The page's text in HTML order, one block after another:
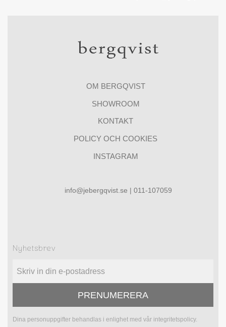
OM BERGQVIST
SHOWROOM
KONTAKT
POLICY OCH COOKIES
INSTAGRAM
info@jebergqvist.se | 011-107059
Nyhetsbrev
PRENUMERERA
Dina personuppgifter behandlas i enlighet med vår integritetspolicy.